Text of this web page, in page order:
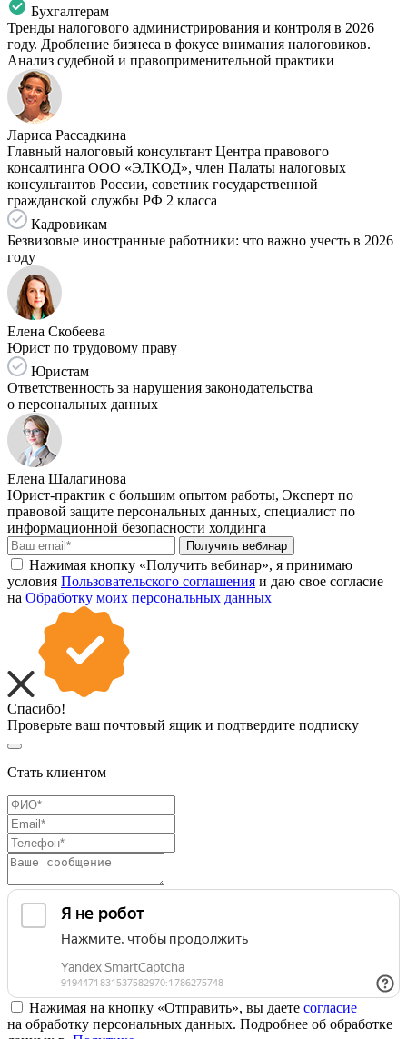
Бухгалтерам
Тренды налогового администрирования и контроля в 2026
году. Дробление бизнеса в фокусе внимания налоговиков.
Анализ судебной и правоприменительной практики
Лариса Рассадкина
Главный налоговый консультант Центра правового
консалтинга ООО «ЭЛКОД», член Палаты налоговых
консультантов России, советник государственной
гражданской службы РФ 2 класса
Кадровикам
Безвизовые иностранные работники: что важно учесть в 2026
году
Елена Скобеева
Юрист по трудовому праву
Юристам
Ответственность за нарушения законодательства
о персональных данных
Елена Шалагинова
Юрист-практик с большим опытом работы, Эксперт по
правовой защите персональных данных, специалист по
информационной безопасности холдинга
Получить вебинар
Нажимая кнопку «Получить вебинар», я принимаю
условия Пользовательского соглашения и даю свое согласие
на Обработку моих персональных данных
Спасибо!
Проверьте ваш почтовый ящик и подтвердите подписку
Стать клиентом
Нажимая на кнопку «Отправить», вы даете согласие
на обработку персональных данных. Подробнее об обработке